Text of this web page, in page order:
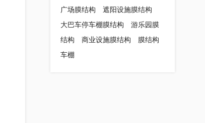
广场膜结构
遮阳设施膜结构
大巴车停车棚膜结构
游乐园膜
结构
商业设施膜结构
膜结构
车棚